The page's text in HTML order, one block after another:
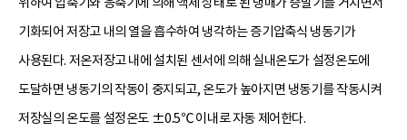
기화되어 저장고 내의 열을 흡수하여 냉각하는 증기압축식 냉동기가
사용된다. 저온저장고 내에 설치된 센서에 의해 실내온도가 설정온도에
도달하면 냉동기의 작동이 중지되고, 온도가 높아지면 냉동기를 작동시켜
저장실의 온도를 설정온도 ±0.5℃ 이내로 자동 제어한다.